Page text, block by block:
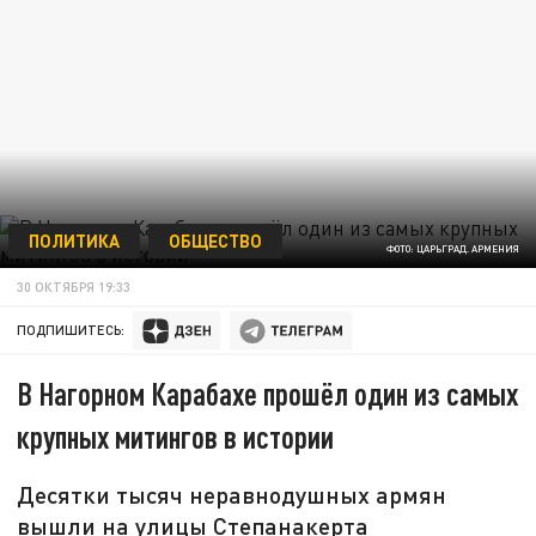
ФОТО: ЦАРЬГРАД. АРМЕНИЯ
ПОЛИТИКА ОБЩЕСТВО
30 ОКТЯБРЯ 19:33
ПОДПИШИТЕСЬ:
В Нагорном Карабахе прошёл один из самых
крупных митингов в истории
Десятки тысяч неравнодушных армян
вышли на улицы Степанакерта